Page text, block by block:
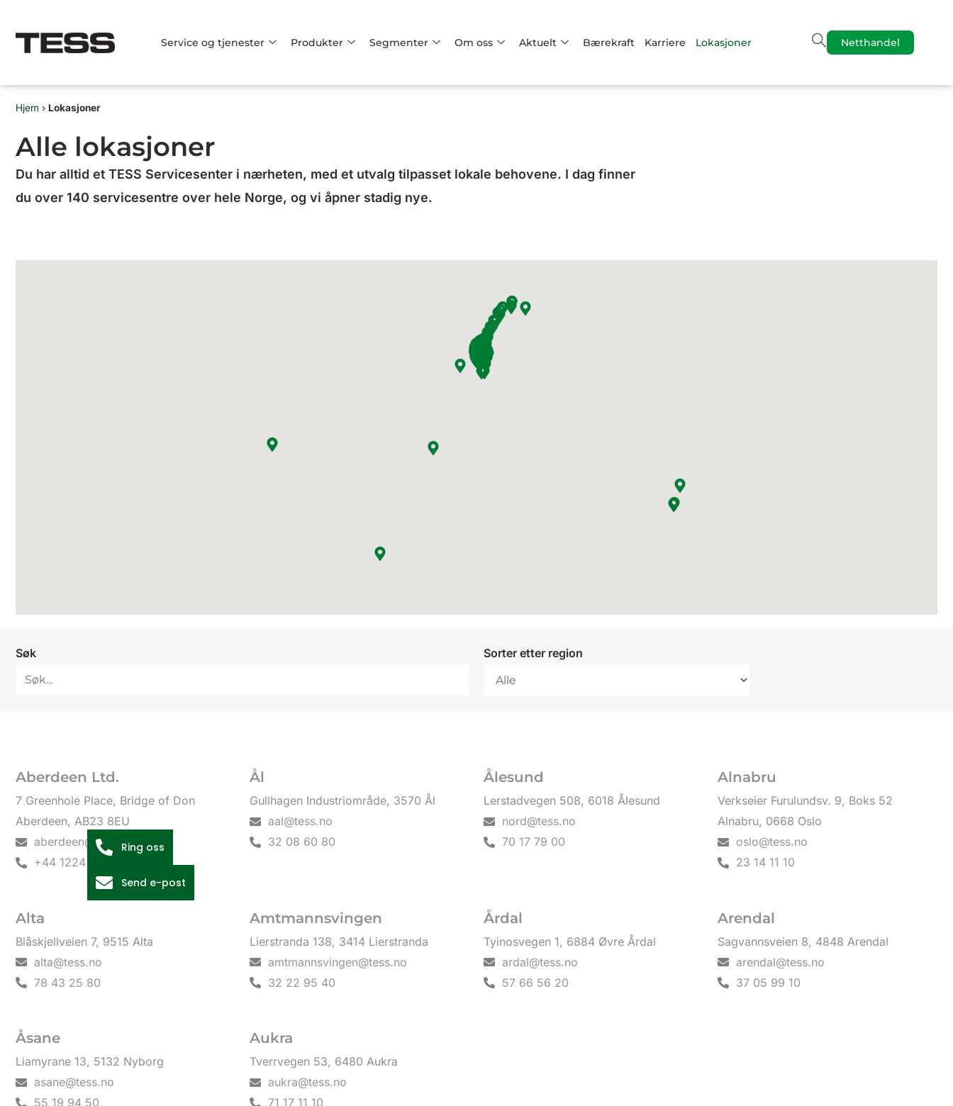
rett
Service og tjenester Produkter Segmenter Om oss Aktuelt Bærekraft Karriere Lokasjoner Netthandel
Hjem › Lokasjoner
Alle lokasjoner
Du har alltid et TESS Servicesenter i nærheten, med et utvalg tilpasset lokale behovene. I dag finner
du over 140 servicesentre over hele Norge, og vi åpner stadig nye.
Søk Sorter etter region
Aberdeen Ltd.
7 Greenhole Place, Bridge of Don
Aberdeen, AB23 8EU
aberdeen@tesshose.com
+44 1224 594 050
Ål
Gullhagen Industriområde, 3570 Ål
aal@tess.no
32 08 60 80
Ålesund
Lerstadvegen 508, 6018 Ålesund
nord@tess.no
70 17 79 00
Alnabru
Verkseier Furulundsv. 9, Boks 52
Alnabru, 0668 Oslo
oslo@tess.no
23 14 11 10
Alta
Blåskjellveien 7, 9515 Alta
alta@tess.no
78 43 25 80
Amtmannsvingen
Lierstranda 138, 3414 Lierstranda
amtmannsvingen@tess.no
32 22 95 40
Årdal
Tyinosvegen 1, 6884 Øvre Årdal
ardal@tess.no
57 66 56 20
Arendal
Sagvannsveien 8, 4848 Arendal
arendal@tess.no
37 05 99 10
Åsane
Liamyrane 13, 5132 Nyborg
asane@tess.no
55 19 94 50
Aukra
Tverrvegen 53, 6480 Aukra
aukra@tess.no
71 17 11 10
Ring oss
Send e-post